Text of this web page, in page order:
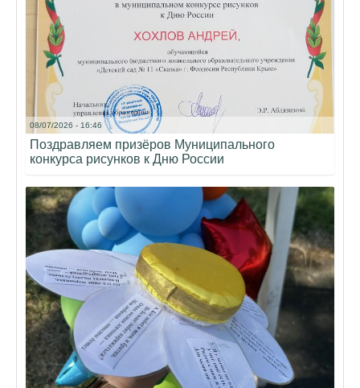
08/07/2026 - 16:46
Поздравляем призёров Муниципального
конкурса рисунков к Дню России